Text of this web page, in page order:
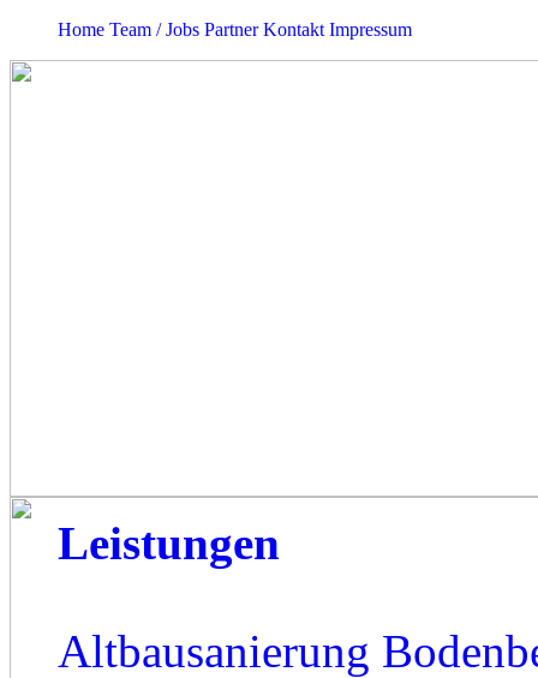
Home Team / Jobs Partner Kontakt Impressum
Leistungen
Altbausanierung